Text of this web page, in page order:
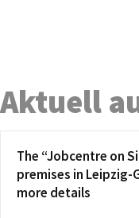
Aktuell
The “Jobcentre on
premises in Leipzig-
more details